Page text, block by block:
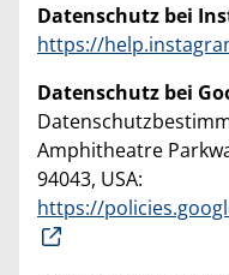
Datenschutz bei
https://
Datenschutz bei
Amphitheatre
94043, USA:
https://